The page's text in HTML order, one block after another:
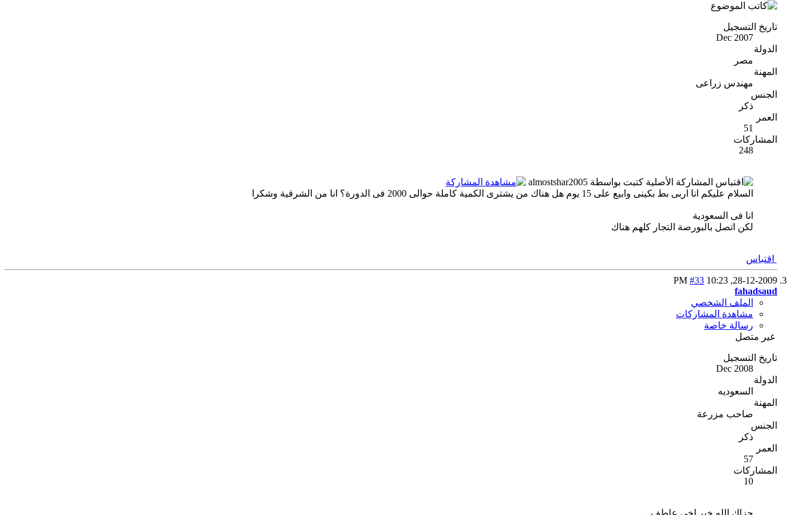
تاريخ التسجيل
Dec 2007
الدولة
مصر
المهنة
مهندس زراعى
الجنس
ذكر
العمر
51
المشاركات
248
المشاركة الأصلية كتبت بواسطة almostshar2005
السلام عليكم انا اربى بط بكينى وابيع على 15 يوم هل هناك من يشترى الكمية كاملة حوالى 2000 فى الدورة؟ انا من الشرقية وشكرا
انا فى السعودية
لكن اتصل بالبورصة التجار كلهم هناك
اقتباس
28-12-2009,
10:23 PM
#33
fahadsaud
الملف الشخصي
مشاهدة المشاركات
رسالة خاصة
غير متصل
تاريخ التسجيل
Dec 2008
الدولة
السعوديه
المهنة
صاحب مزرعة
الجنس
ذكر
العمر
57
المشاركات
10
جزاك الله خير اخي عاطف .